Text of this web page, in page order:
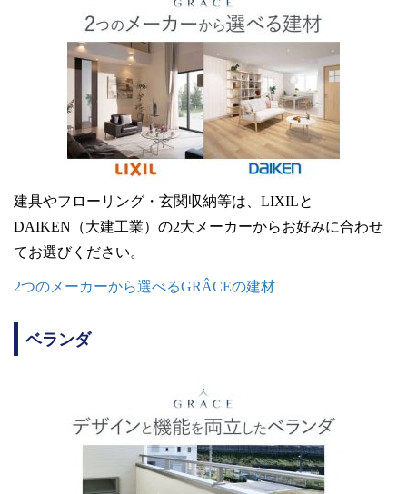
建具やフローリング・玄関収納等は、LIXILと
DAIKEN（大建工業）の2大メーカーからお好みに合わせ
てお選びください。
2つのメーカーから選べるGRÂCEの建材
ベランダ